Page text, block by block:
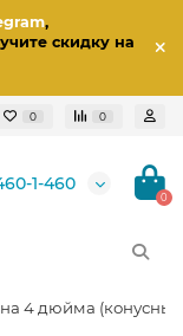
,
скидку на
0 0
1-460
0
4 дюйма